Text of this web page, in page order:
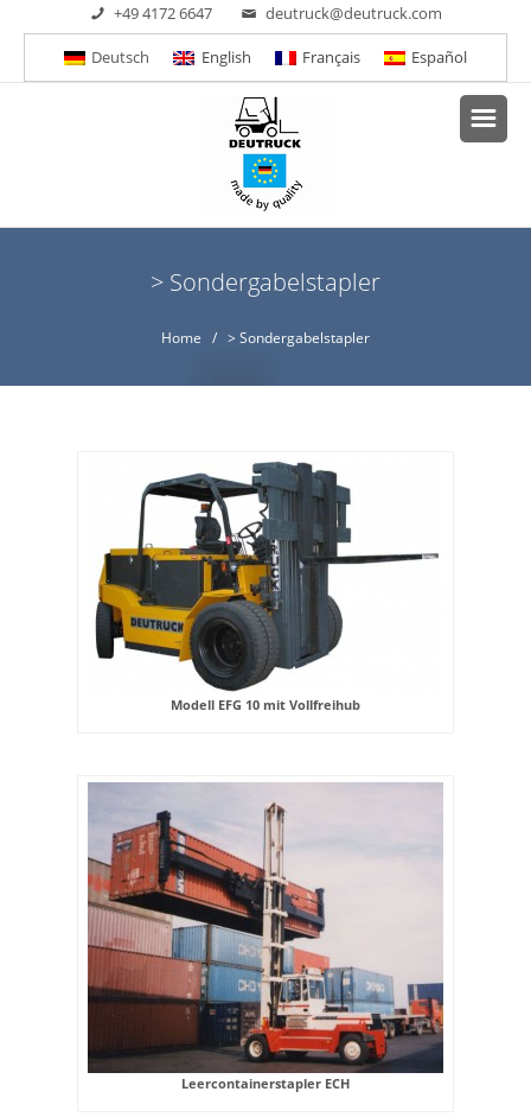
+49 4172 6647 deutruck@deutruck.com
Deutsch English Français Español
> Sondergabelstapler
Home / > Sondergabelstapler
Modell EFG 10 mit Vollfreihub
Leercontainerstapler ECH